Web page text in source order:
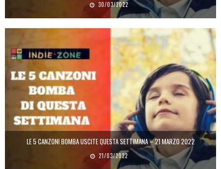
30/03/2022
LE 5 CANZONI BOMBA USCITE QUESTA SETTIMANA – 21 MARZO 2022
21/03/2022